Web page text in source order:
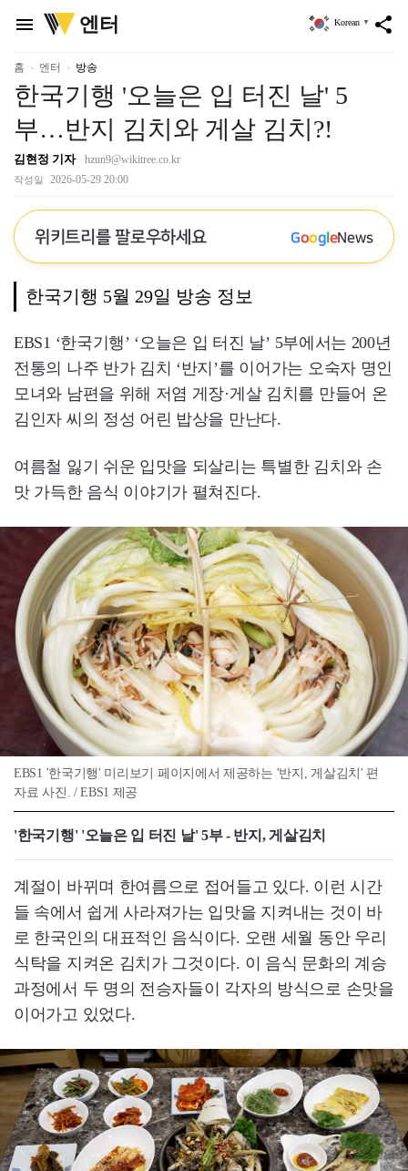
menu
위
키
리
엔터 share
Korean ▼
홈 엔터 방송
한국기행 '오늘은 입 터진 날' 5
부…반지 김치와 게살 김치?!
김현정 기자 hzun9@wikitree.co.kr
작성일 2026-05-29 20:00
위키트리를 팔로우하세요 GoogleNews
한국기행 5월 29일 방송 정보
EBS1 ‘한국기행’ ‘오늘은 입 터진 날’ 5부에서는 200년
전통의 나주 반가 김치 ‘반지’를 이어가는 오숙자 명인
모녀와 남편을 위해 저염 게장·게살 김치를 만들어 온
김인자 씨의 정성 어린 밥상을 만난다.
여름철 잃기 쉬운 입맛을 되살리는 특별한 김치와 손
맛 가득한 음식 이야기가 펼쳐진다.
EBS1 '한국기행' 미리보기 페이지에서 제공하는 '반지, 게살김치' 편
자료 사진. / EBS1 제공
'한국기행' '오늘은 입 터진 날' 5부 - 반지, 게살김치
계절이 바뀌며 한여름으로 접어들고 있다. 이런 시간
들 속에서 쉽게 사라져가는 입맛을 지켜내는 것이 바
로 한국인의 대표적인 음식이다. 오랜 세월 동안 우리
식탁을 지켜온 김치가 그것이다. 이 음식 문화의 계승
과정에서 두 명의 전승자들이 각자의 방식으로 손맛을
이어가고 있었다.